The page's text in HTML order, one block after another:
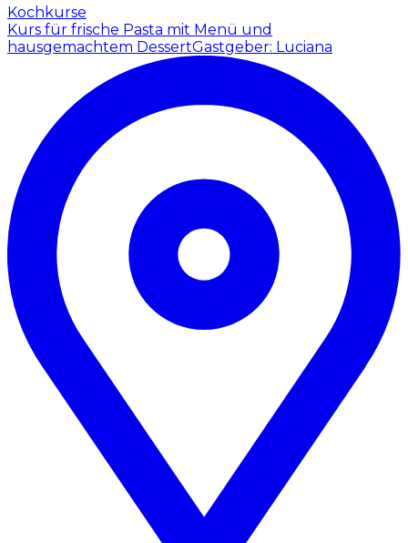
Kochkurse
Kurs für frische Pasta mit Menü und
hausgemachtem DessertGastgeber: Luciana